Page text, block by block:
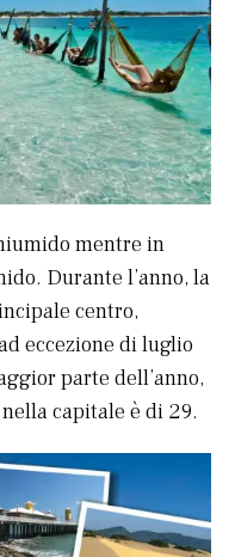
mentre in
Durante l’anno, la
centro,
eccezione di luglio
parte dell’anno,
capitale è di 29.